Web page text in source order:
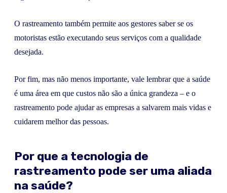
O rastreamento também permite aos gestores saber se os
motoristas estão executando seus serviços com a qualidade
desejada.
Por fim, mas não menos importante, vale lembrar que a saúde
é uma área em que custos não são a única grandeza – e o
rastreamento pode ajudar as empresas a salvarem mais vidas e
cuidarem melhor das pessoas.
Por que a tecnologia de
rastreamento pode ser uma aliada
na saúde?